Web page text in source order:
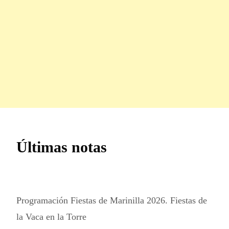
Últimas notas
Programación Fiestas de Marinilla 2026. Fiestas de
la Vaca en la Torre